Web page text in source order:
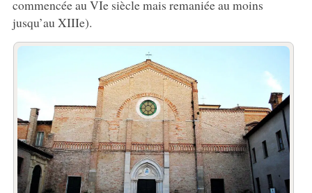
commencée au VIe siècle mais remaniée au moins
jusqu’au XIIIe).